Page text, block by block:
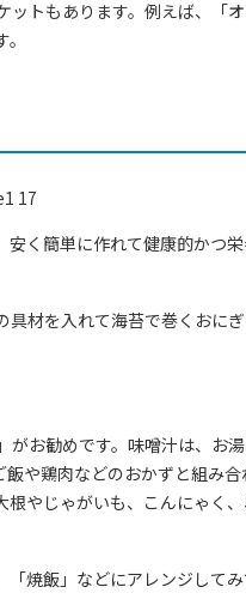
トもあります。例えば、「
く簡単に作れて健康的かつ
材を入れて海苔で巻くおに
お勧めです。味噌汁は、お
や鶏肉などのおかずと組み
やじゃがいも、こんにゃく
焼飯」などにアレンジして